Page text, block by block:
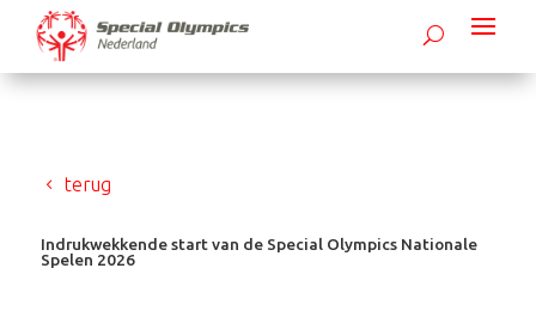
terug
Indrukwekkende start van de Special Olympics Nationale
Spelen 2026